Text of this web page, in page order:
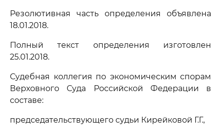
Резолютивная часть определения объявлена
18.01.2018.
Полный текст определения изготовлен
25.01.2018.
Судебная коллегия по экономическим спорам
Верховного Суда Российской Федерации в
составе:
председательствующего судьи Кирейковой Г.Г.,